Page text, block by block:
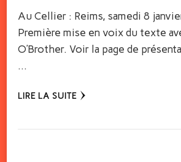
Au Cellier : Reims, samedi 8
Première mise en voix du texte
O’Brother. Voir la page de
…
LIRE LA SUITE